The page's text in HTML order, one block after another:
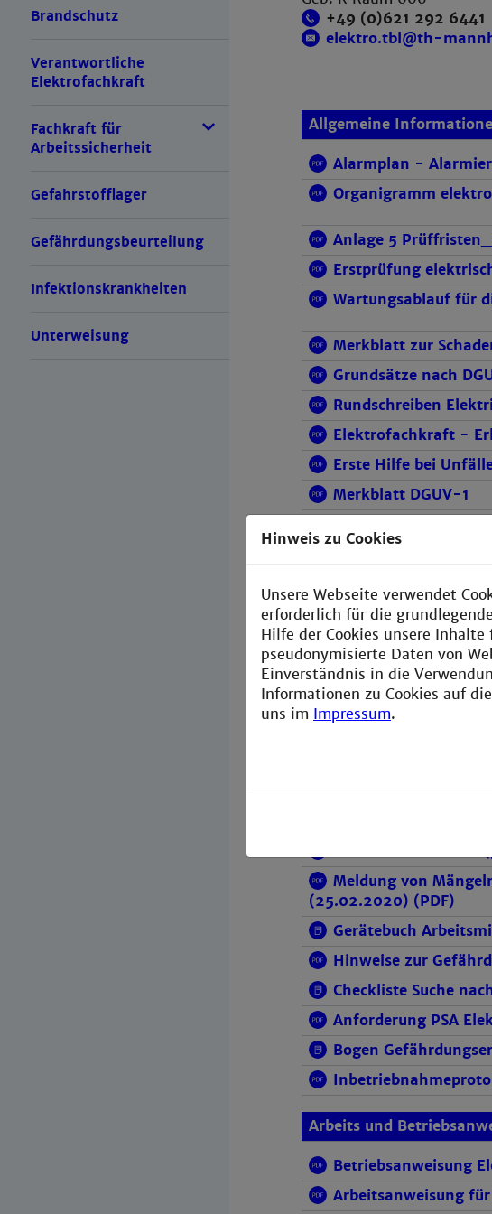
Brandschutz
Verantwortliche
Elektrofachkraft
Fachkraft für
Arbeitssicherheit
Gefahrstofflager
Gefährdungsbeurteilung
Infektionskrankheiten
Unterweisung
+49 (0)621 292 6441
elektro.tbl@th-
Allgemeine
Alarmplan -
Organigramm
Anlage 5
Erstprüfung
Wartungsablauf für
Merkblatt zur
Grundsätze nach
Rundschreiben
Elektrofachkraft -
Erste Hilfe bei
Merkblatt DGUV-1
Vorschriften
Elektrofahrzeug
DGUV Vorschrift 3
Fragebogen zur
Meldung von
(25.02.2020) (PDF)
Gerätebuch
Hinweise zur
Checkliste Suche
Anforderung PSA
Bogen
Arbeits und
Betriebsanweisung
Arbeitsanweisung
Hinweis zu Cookies
Unsere Webseite verwendet
erforderlich für die
Hilfe der Cookies unsere
pseudonymisierte Daten von
Einverständnis in die
Informationen zu Cookies auf
uns im Impressum.